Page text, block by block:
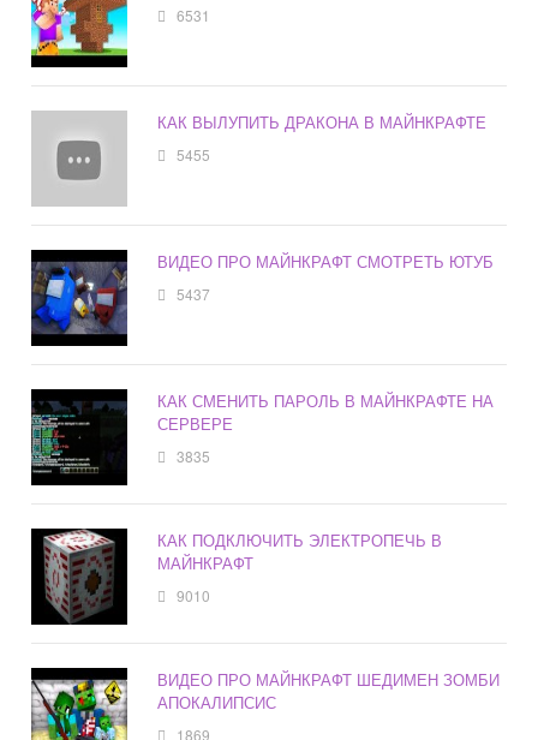
6531
КАК ВЫЛУПИТЬ ДРАКОНА В МАЙНКРАФТЕ
5455
ВИДЕО ПРО МАЙНКРАФТ СМОТРЕТЬ ЮТУБ
5437
КАК СМЕНИТЬ ПАРОЛЬ В МАЙНКРАФТЕ НА
СЕРВЕРЕ
3835
КАК ПОДКЛЮЧИТЬ ЭЛЕКТРОПЕЧЬ В
МАЙНКРАФТ
9010
ВИДЕО ПРО МАЙНКРАФТ ШЕДИМЕН ЗОМБИ
АПОКАЛИПСИС
1869